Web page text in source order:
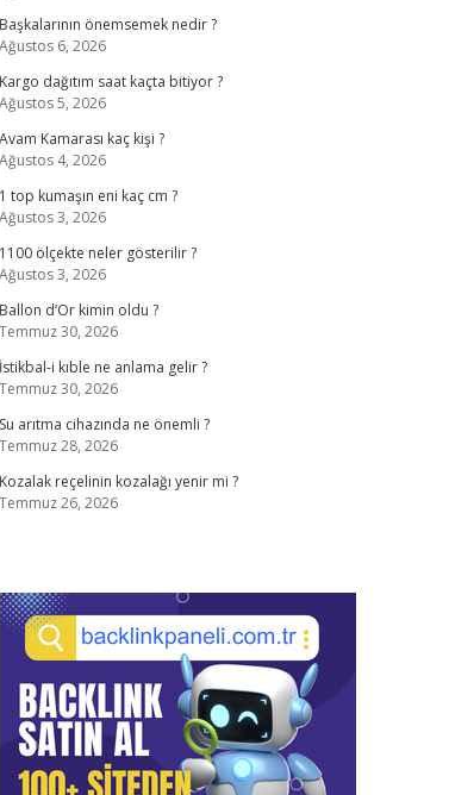
Başkalarının önemsemek nedir ?
Ağustos 6, 2026
Kargo dağıtım saat kaçta bitiyor ?
Ağustos 5, 2026
Avam Kamarası kaç kişi ?
Ağustos 4, 2026
1 top kumaşın eni kaç cm ?
Ağustos 3, 2026
1100 ölçekte neler gösterilir ?
Ağustos 3, 2026
Ballon d’Or kimin oldu ?
Temmuz 30, 2026
İstikbal-i kıble ne anlama gelir ?
Temmuz 30, 2026
Su arıtma cihazında ne önemli ?
Temmuz 28, 2026
Kozalak reçelinin kozalağı yenir mi ?
Temmuz 26, 2026